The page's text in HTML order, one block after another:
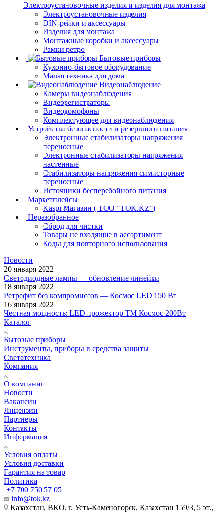
Электроустановочные изделия и изделия для монтажа
Электроустановочные изделия
DIN-рейки и аксессуары
Изделия для монтажа
Монтажные коробки и аксессуары
Рамки ретро
Бытовые приборы
Кухонно-бытовое оборудование
Малая техника для дома
Видеонаблюдение
Камеры видеонаблюдения
Видеорегистраторы
Видеодомофоны
Комплектующее для видеонаблюдения
Устройства безопасности и резервного питания
Электронные стабилизаторы напряжения
переносные
Электронные стабилизаторы напряжения
настенные
Стабилизаторы напряжения симисторные
переносные
Источники бесперебойного питания
Маркетплейсы
Kaspi Магазин ( ТОО "TOK.KZ")
Неразобранное
Сброд для чистки
Товары не входящие в ассортимент
Коды для повторного использования
Новости
20 января 2022
Светодиодные лампы — обновление линейки
18 января 2022
Ретрофит без компромиссов — Космос LED 150 Вт
16 января 2022
Честная мощность: LED прожектор ТМ Космос 200Вт
Каталог
Бытовые приборы
Инструменты, приборы и средства защиты
Светотехника
Компания
О компании
Новости
Вакансии
Лицензии
Партнеры
Контакты
Информация
Условия оплаты
Условия доставки
Гарантия на товар
Политика
+7 700 750 57 05
info@tok.kz
Казахстан, ВКО, г. Усть-Каменогорск, Казахстан 159/3, 5 эт.,